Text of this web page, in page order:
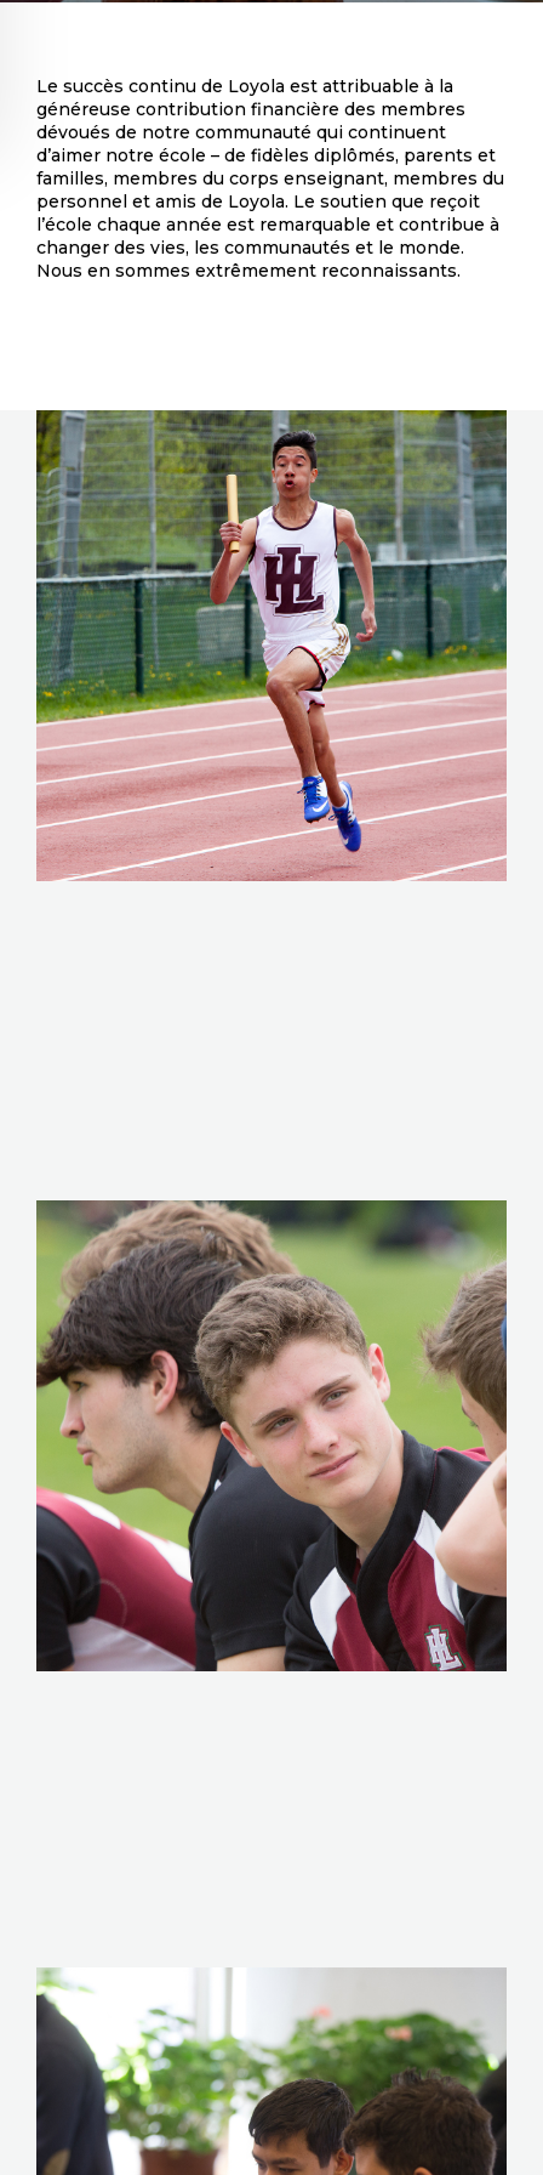
Le succès continu de Loyola est attribuable à la
généreuse contribution financière des membres
dévoués de notre communauté qui continuent
d’aimer notre école – de fidèles diplômés, parents et
familles, membres du corps enseignant, membres du
personnel et amis de Loyola. Le soutien que reçoit
l’école chaque année est remarquable et contribue à
changer des vies, les communautés et le monde.
Nous en sommes extrêmement reconnaissants.